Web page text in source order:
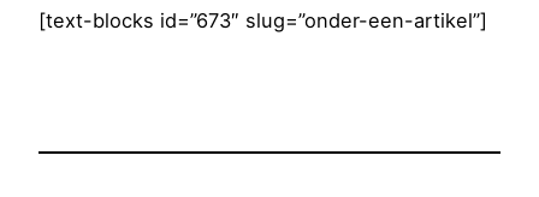
[text-blocks id=”673″ slug=”onder-een-artikel”]